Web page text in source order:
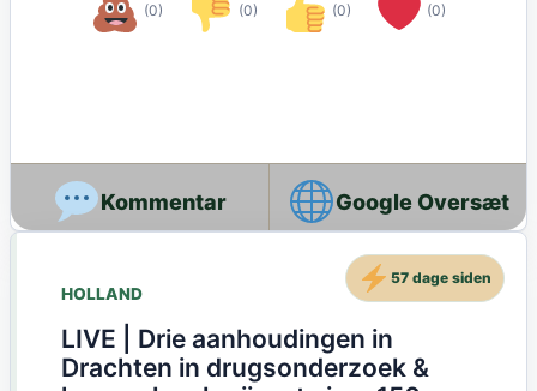
(0) (0) (0) (0)
Google Oversæt
HOLLAND
LIVE | Drie aanhoudingen in
Drachten in drugsonderzoek &
57 dage siden